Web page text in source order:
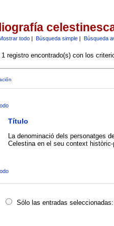
todo| Búsqueda simple| Búsqueda
1 registro encontrado(s) con los
Título
La denominació dels personatges
Celestina en el seu context
Sólo las entradas seleccionadas: